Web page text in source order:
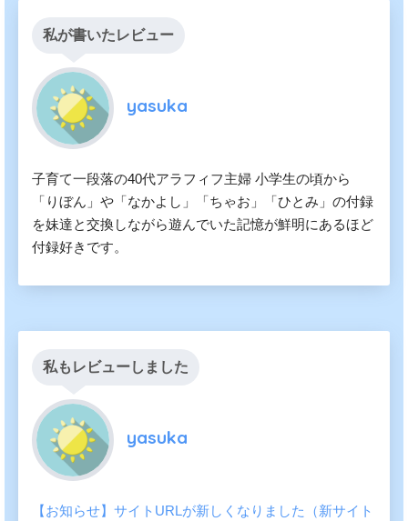
私が書いたレビュー
yasuka
子育て一段落の40代アラフィフ主婦 小学生の頃から
「りぼん」や「なかよし」「ちゃお」「ひとみ」の付録
を妹達と交換しながら遊んでいた記憶が鮮明にあるほど
付録好きです。
私もレビューしました
yasuka
【お知らせ】サイトURLが新しくなりました（新サイト